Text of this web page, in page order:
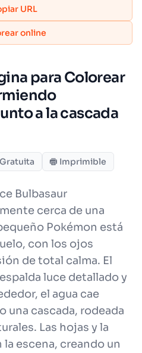
URL
online
para Colorear
a la cascada
Imprimible
Bulbasaur
cerca de una
Pokémon está
con los ojos
de total calma. El
luce detallado y
el agua cae
una cascada, rodeada
Las hojas y la
escena, creando un